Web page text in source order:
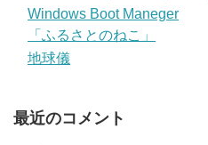
Windows Boot Maneger
「ふるさとのねこ」
地球儀
最近のコメント